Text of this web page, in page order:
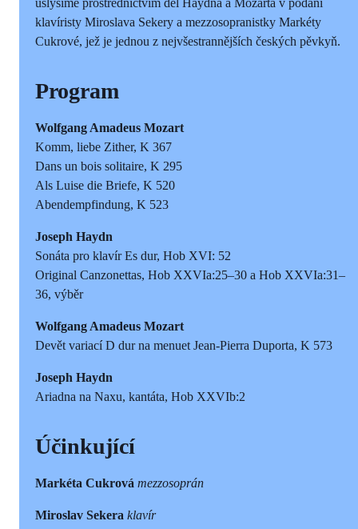
uslyšíme prostřednictvím děl Haydna a Mozarta v podání
klavíristy Miroslava Sekery a mezzosopranistky Markéty
Cukrové, jež je jednou z nejvšestrannějších českých pěvkyň.
Program
Wolfgang Amadeus Mozart
Komm, liebe Zither, K 367
Dans un bois solitaire, K 295
Als Luise die Briefe, K 520
Abendempfindung, K 523
Joseph Haydn
Sonáta pro klavír Es dur, Hob XVI: 52
Original Canzonettas, Hob XXVIa:25–30 a Hob XXVIa:31–
36, výběr
Wolfgang Amadeus Mozart
Devět variací D dur na menuet Jean-Pierra Duporta, K 573
Joseph Haydn
Ariadna na Naxu, kantáta, Hob XXVIb:2
Účinkující
Markéta Cukrová mezzosoprán
Miroslav Sekera klavír